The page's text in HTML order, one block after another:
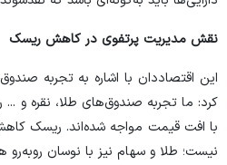
نقش مدیریت پرتفوی در کاهش ریسک
این اقتصاددان با اشاره به تجربه
کرد: ما تجربه صندوق‌های طلا، نقره و ...
با افت قیمت مواجه شده‌اند. ریسک
نیست؛ طلا و سهام نیز با نوسان روبه‌رو